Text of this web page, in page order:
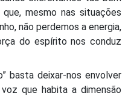
mesmo nas situações
não perdemos a energia,
do espírito nos conduz
basta deixar-nos envolver
que habita a dimensão